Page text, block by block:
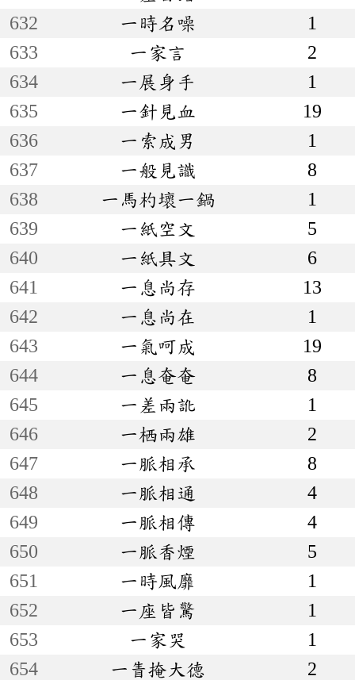
632
一時名噪
1
633
一家言
2
634
一展身手
1
635
一針見血
19
636
一索成男
1
637
一般見識
8
638
一馬杓壞一鍋
1
639
一紙空文
5
640
一紙具文
6
641
一息尚存
13
642
一息尚在
1
643
一氣呵成
19
644
一息奄奄
8
645
一差兩訛
1
646
一栖兩雄
2
647
一脈相承
8
648
一脈相通
4
649
一脈相傳
4
650
一脈香煙
5
651
一時風靡
1
652
一座皆驚
1
653
一家哭
1
654
一眚掩大德
2